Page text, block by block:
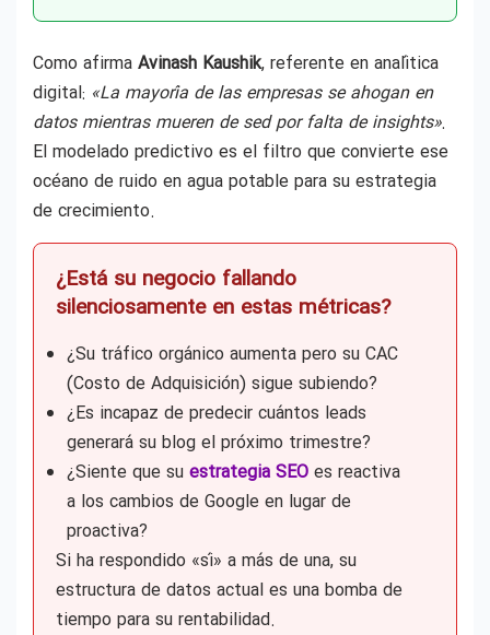
Como afirma Avinash Kaushik, referente en analítica
digital: «La mayoría de las empresas se ahogan en
datos mientras mueren de sed por falta de insights».
El modelado predictivo es el filtro que convierte ese
océano de ruido en agua potable para su estrategia
de crecimiento.
¿Está su negocio fallando
silenciosamente en estas métricas?
¿Su tráfico orgánico aumenta pero su CAC
(Costo de Adquisición) sigue subiendo?
¿Es incapaz de predecir cuántos leads
generará su blog el próximo trimestre?
¿Siente que su estrategia SEO es reactiva
a los cambios de Google en lugar de
proactiva?
Si ha respondido «sí» a más de una, su
estructura de datos actual es una bomba de
tiempo para su rentabilidad.